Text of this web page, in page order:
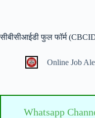
सीबीसीआईडी फुल फॉर्म
Online Job
Whatsapp